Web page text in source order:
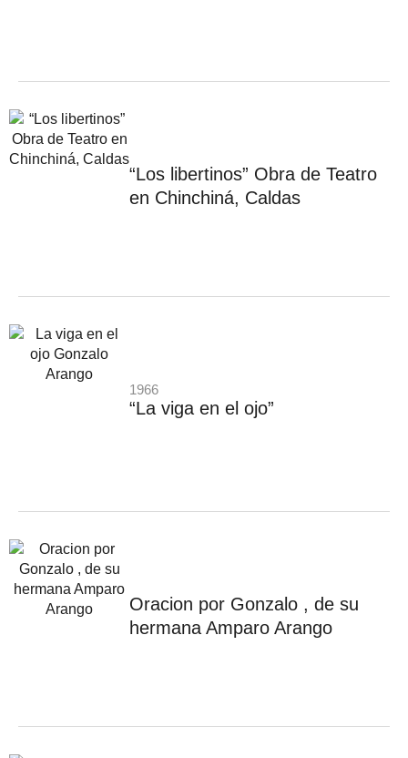
“Los libertinos” Obra de Teatro
en Chinchiná, Caldas
1966
“La viga en el ojo”
Oracion por Gonzalo , de su
hermana Amparo Arango